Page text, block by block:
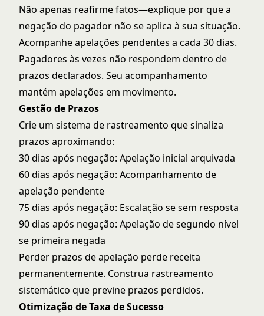
Não apenas reafirme fatos—explique por que a
negação do pagador não se aplica à sua situação.
Acompanhe apelações pendentes a cada 30 dias.
Pagadores às vezes não respondem dentro de
prazos declarados. Seu acompanhamento
mantém apelações em movimento.
Gestão de Prazos
Crie um sistema de rastreamento que sinaliza
prazos aproximando:
30 dias após negação: Apelação inicial arquivada
60 dias após negação: Acompanhamento de
apelação pendente
75 dias após negação: Escalação se sem resposta
90 dias após negação: Apelação de segundo nível
se primeira negada
Perder prazos de apelação perde receita
permanentemente. Construa rastreamento
sistemático que previne prazos perdidos.
Otimização de Taxa de Sucesso